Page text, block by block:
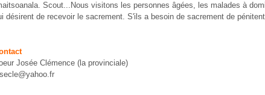
Scout...Nous visitons les personnes âgées, les malades à
désirent de recevoir le sacrement. S'ils a besoin de sacrement de
Josée Clémence (la provinciale)